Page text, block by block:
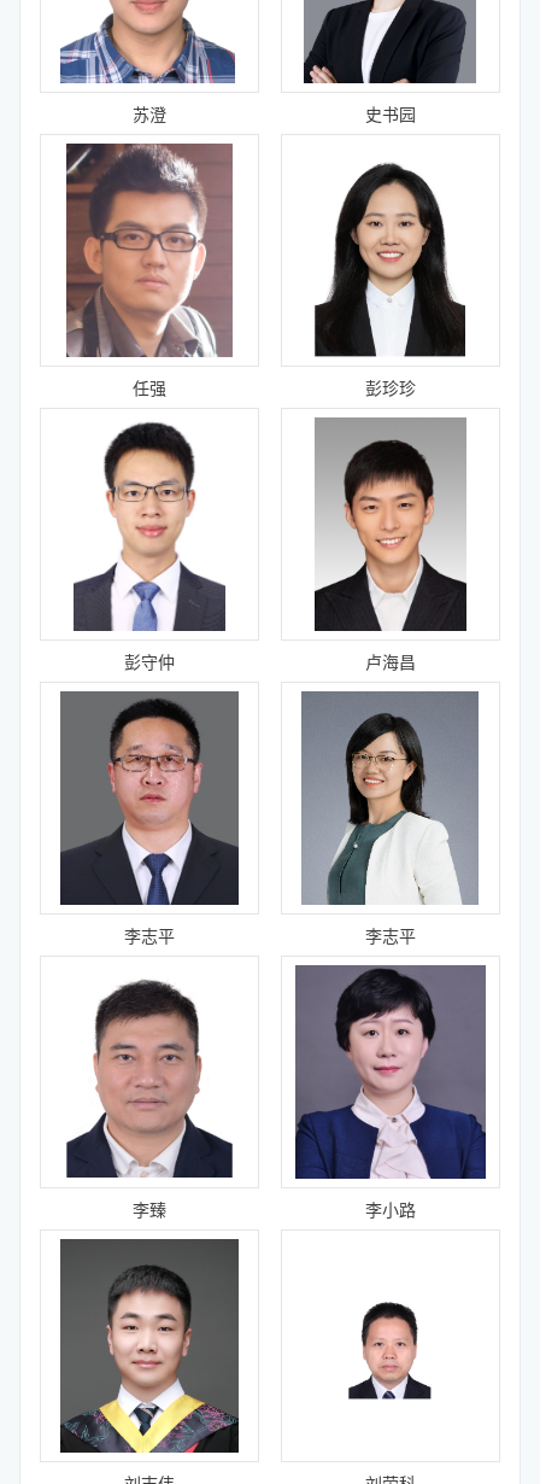
苏澄 史书园
任强 彭珍珍
彭守仲 卢海昌
李志平 李志平
李臻 李小路